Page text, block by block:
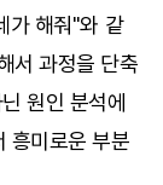
가 해줘"와 같
서 과정을 단축
원인 분석에
흥미로운 부분